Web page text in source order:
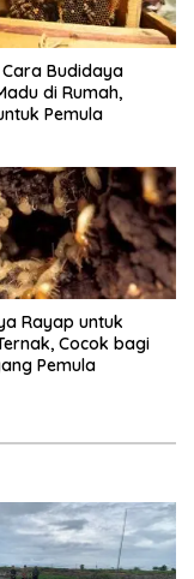
Cara Budidaya
di Rumah,
Pemula
Rayap untuk
Cocok bagi
Pemula